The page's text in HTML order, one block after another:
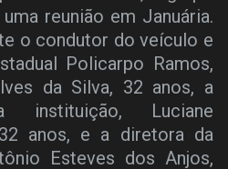
reunião em Januária.
o condutor do veículo e
Policarpo Ramos,
da Silva, 32 anos, a
instituição, Luciane
anos, e a diretora da
Esteves dos Anjos,